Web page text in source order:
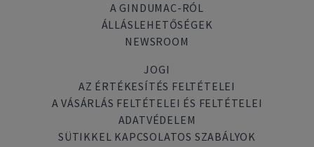
A GINDUMAC-RÓL
ÁLLÁSLEHETŐSÉGEK
NEWSROOM
JOGI
AZ ÉRTÉKESÍTÉS FELTÉTELEI
A VÁSÁRLÁS FELTÉTELEI ÉS FELTÉTELEI
ADATVÉDELEM
SÜTIKKEL KAPCSOLATOS SZABÁLYOK